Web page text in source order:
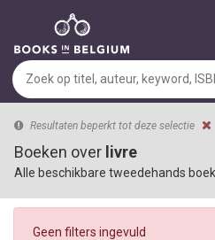
Resultaten beperkt tot deze selectie
Boeken over livre
Alle beschikbare tweedehands
Geen filters ingevuld